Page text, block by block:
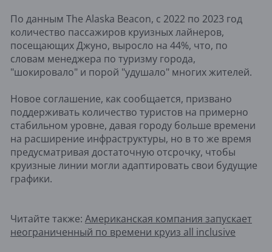
По данным The Alaska Beacon, с 2022 по 2023 год
количество пассажиров круизных лайнеров,
посещающих Джуно, выросло на 44%, что, по
словам менеджера по туризму города,
"шокировало" и порой "удушало" многих жителей.
Новое соглашение, как сообщается, призвано
поддерживать количество туристов на примерно
стабильном уровне, давая городу больше времени
на расширение инфраструктуры, но в то же время
предусматривая достаточную отсрочку, чтобы
круизные линии могли адаптировать свои будущие
графики.
Читайте также: Американская компания запускает
неограниченный по времени круиз all inclusive